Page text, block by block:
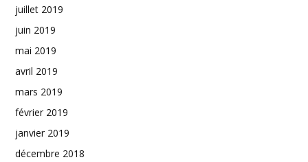
juillet 2019
juin 2019
mai 2019
avril 2019
mars 2019
février 2019
janvier 2019
décembre 2018